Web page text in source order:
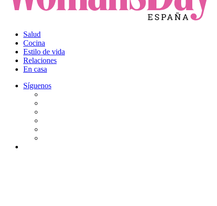
Salud
Cocina
Estilo de vida
Relaciones
En casa
Síguenos